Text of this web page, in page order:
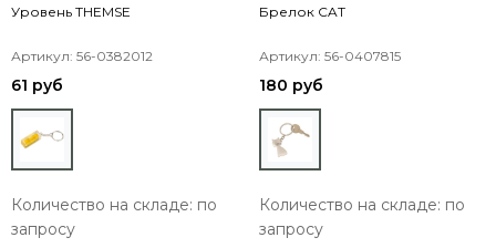
Уровень THEMSE
Артикул: 56-0382012
61 руб
Количество на складе: по
запросу
Брелок CAT
Артикул: 56-0407815
180 руб
Количество на складе: по
запросу